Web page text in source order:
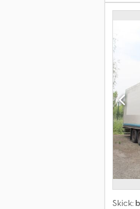
och
inköp
och
- Vi
Skick: